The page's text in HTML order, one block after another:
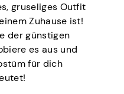
gruseliges Outfit
Zuhause ist!
der günstigen
es aus und
für dich